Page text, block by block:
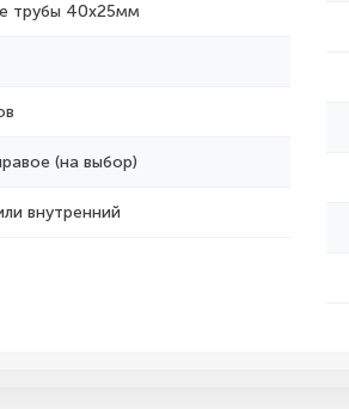
трубы 40х25мм
(на выбор)
внутренний